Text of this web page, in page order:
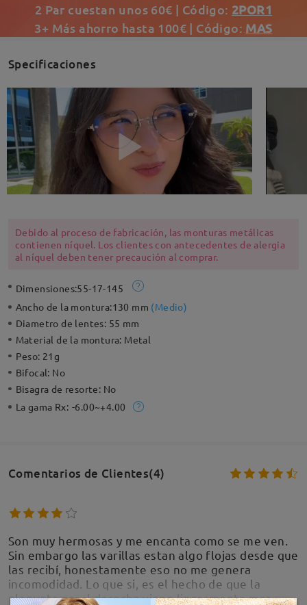
2 Par cuestan unos 60€ | Código: 2POR1
3+ Más ahorro hasta 100€ | Código: MAS
Specificaciones
Debido al proceso de fabricación, las monturas metálicas
contienen níquel. Los clientes con antecedentes de alergia
al níquel deben tener precaución al comprar.
Dimensiones:55-17-145
Ancho de la montura:130 mm (Medio)
Diametro de lentes: 55 mm
Material de la montura: Metal
Peso: 21g
Bifocal: No
Bisagra de resorte: No
La gama Rx: -6.00~+4.00
Comentarios de Clientes(4)
Son muy hermosas y me encanta como se me ven.
Sin embargo las varillas estan algo flojas desde que
las recibí, honestamente eso no me genera
incomodidad. Lo que si, es el hecho de que la
plaqueta nasal derecha viene ligeramente mas